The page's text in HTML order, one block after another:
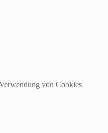
von Cookies